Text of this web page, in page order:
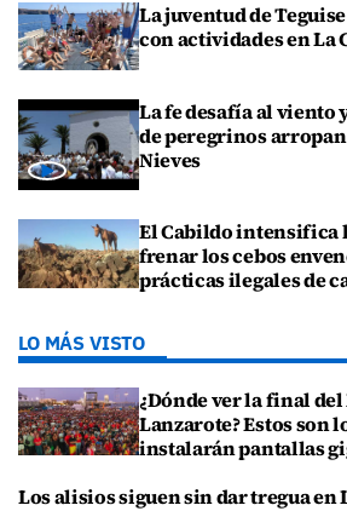
La juventud de
con actividades en La
La fe desafía al viento
de peregrinos arropan
Nieves
El Cabildo intensifica
frenar los cebos
prácticas ilegales de
LO MÁS VISTO
¿Dónde ver la final
Lanzarote? Estos son
instalarán pantallas
Los alisios siguen sin dar tregua en